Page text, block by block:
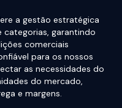
a gestão estratégica
garantindo
comerciais
para os nossos
as necessidades do
do mercado,
e margens.